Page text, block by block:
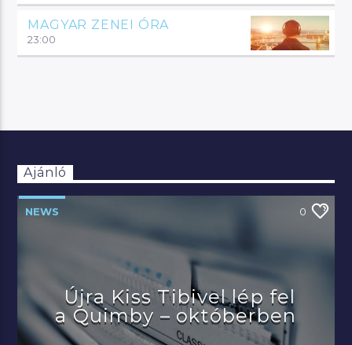
MAGYAR ZENEI ÓRA
23:00
Ajánló
NEWS 0
Újra Kiss Tibivel lép fel
a Quimby – októberben